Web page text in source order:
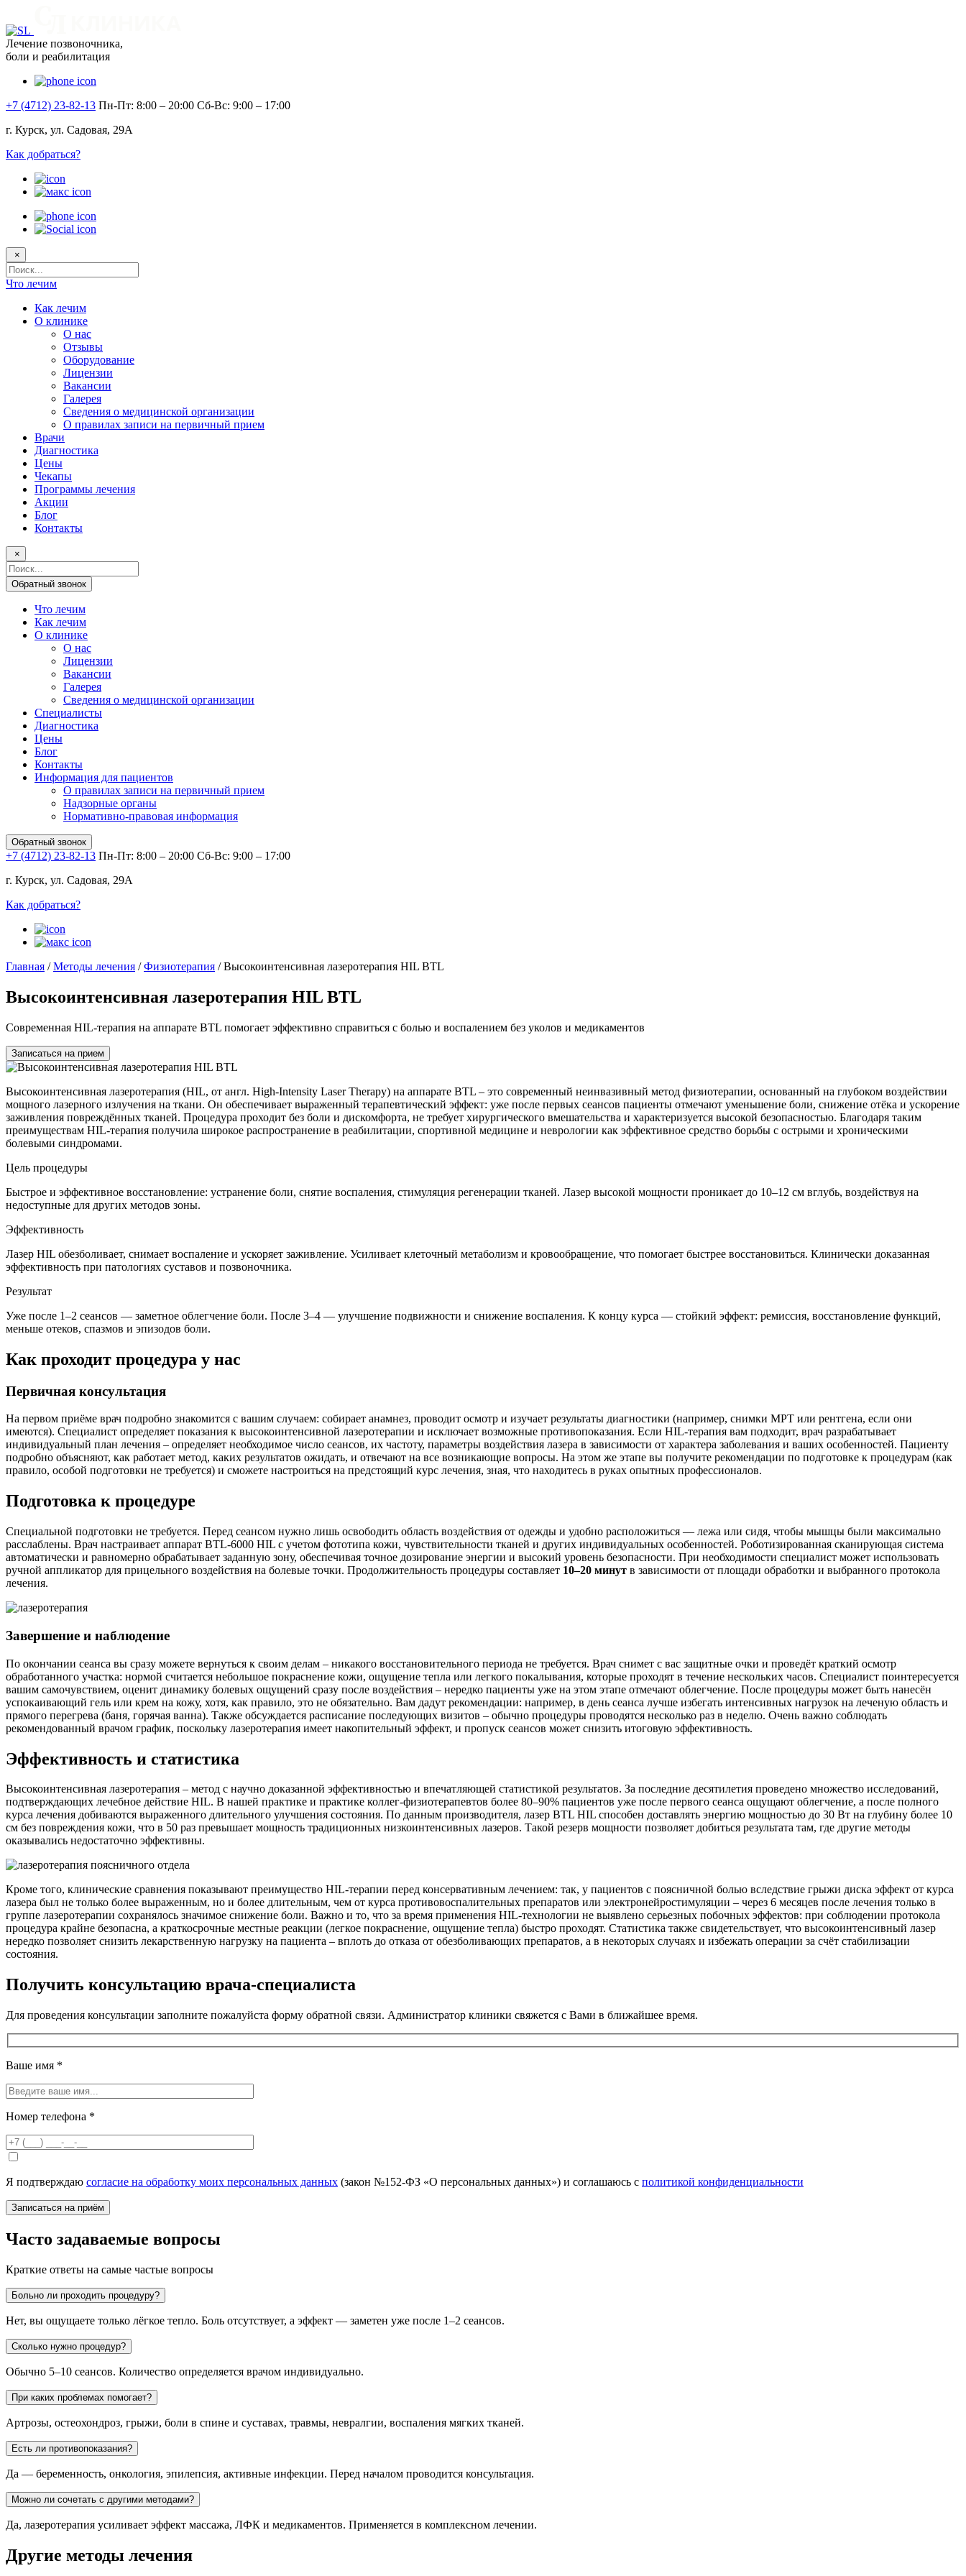
Лечение позвоночника,
боли и реабилитация
+7 (4712) 23-82-13 Пн-Пт: 8:00 – 20:00 Сб-Вс: 9:00 – 17:00
г. Курск, ул. Садовая, 29А
Как добраться?
×
Поисковый
запрос
Что лечим
Как лечим
О клинике
О нас
Отзывы
Оборудование
Лицензии
Вакансии
Галерея
Сведения о медицинской организации
О правилах записи на первичный прием
Врачи
Диагностика
Цены
Чекапы
Программы лечения
Акции
Блог
Контакты
×
Поисковый
запрос
Обратный звонок
Что лечим
Как лечим
О клинике
О нас
Лицензии
Вакансии
Галерея
Сведения о медицинской организации
Специалисты
Диагностика
Цены
Блог
Контакты
Информация для пациентов
О правилах записи на первичный прием
Надзорные органы
Нормативно-правовая информация
Обратный звонок
+7 (4712) 23-82-13 Пн-Пт: 8:00 – 20:00 Сб-Вс: 9:00 – 17:00
г. Курск, ул. Садовая, 29А
Как добраться?
Главная /Методы лечения /Физиотерапия /Высокоинтенсивная лазеротерапия HIL BTL
Высокоинтенсивная лазеротерапия HIL BTL
Современная HIL-терапия на аппарате BTL помогает эффективно справиться с болью и воспалением без уколов и медикаментов
Записаться на прием
Высокоинтенсивная лазеротерапия (HIL, от англ. High-Intensity Laser Therapy) на аппарате BTL – это современный неинвазивный метод физиотерапии, основанный на глубоком воздействии
мощного лазерного излучения на ткани. Он обеспечивает выраженный терапевтический эффект: уже после первых сеансов пациенты отмечают уменьшение боли, снижение отёка и ускорение
заживления повреждённых тканей. Процедура проходит без боли и дискомфорта, не требует хирургического вмешательства и характеризуется высокой безопасностью. Благодаря таким
преимуществам HIL-терапия получила широкое распространение в реабилитации, спортивной медицине и неврологии как эффективное средство борьбы с острыми и хроническими
болевыми синдромами.
Цель процедуры
Быстрое и эффективное восстановление: устранение боли, снятие воспаления, стимуляция регенерации тканей. Лазер высокой мощности проникает до 10–12 см вглубь, воздействуя на
недоступные для других методов зоны.
Эффективность
Лазер HIL обезболивает, снимает воспаление и ускоряет заживление. Усиливает клеточный метаболизм и кровообращение, что помогает быстрее восстановиться. Клинически доказанная
эффективность при патологиях суставов и позвоночника.
Результат
Уже после 1–2 сеансов — заметное облегчение боли. После 3–4 — улучшение подвижности и снижение воспаления. К концу курса — стойкий эффект: ремиссия, восстановление функций,
меньше отеков, спазмов и эпизодов боли.
Как проходит процедура у нас
Первичная консультация
На первом приёме врач подробно знакомится с вашим случаем: собирает анамнез, проводит осмотр и изучает результаты диагностики (например, снимки МРТ или рентгена, если они
имеются). Специалист определяет показания к высокоинтенсивной лазеротерапии и исключает возможные противопоказания. Если HIL-терапия вам подходит, врач разрабатывает
индивидуальный план лечения – определяет необходимое число сеансов, их частоту, параметры воздействия лазера в зависимости от характера заболевания и ваших особенностей. Пациенту
подробно объясняют, как работает метод, каких результатов ожидать, и отвечают на все возникающие вопросы. На этом же этапе вы получите рекомендации по подготовке к процедурам (как
правило, особой подготовки не требуется) и сможете настроиться на предстоящий курс лечения, зная, что находитесь в руках опытных профессионалов.
Подготовка к процедуре
Специальной подготовки не требуется. Перед сеансом нужно лишь освободить область воздействия от одежды и удобно расположиться — лежа или сидя, чтобы мышцы были максимально
расслаблены. Врач настраивает аппарат BTL-6000 HIL с учетом фототипа кожи, чувствительности тканей и других индивидуальных особенностей. Роботизированная сканирующая система
автоматически и равномерно обрабатывает заданную зону, обеспечивая точное дозирование энергии и высокий уровень безопасности. При необходимости специалист может использовать
ручной аппликатор для прицельного воздействия на болевые точки. Продолжительность процедуры составляет 10–20 минут в зависимости от площади обработки и выбранного протокола
лечения.
Завершение и наблюдение
По окончании сеанса вы сразу можете вернуться к своим делам – никакого восстановительного периода не требуется. Врач снимет с вас защитные очки и проведёт краткий осмотр
обработанного участка: нормой считается небольшое покраснение кожи, ощущение тепла или легкого покалывания, которые проходят в течение нескольких часов. Специалист поинтересуется
вашим самочувствием, оценит динамику болевых ощущений сразу после воздействия – нередко пациенты уже на этом этапе отмечают облегчение. После процедуры может быть нанесён
успокаивающий гель или крем на кожу, хотя, как правило, это не обязательно. Вам дадут рекомендации: например, в день сеанса лучше избегать интенсивных нагрузок на леченую область и
прямого перегрева (баня, горячая ванна). Также обсуждается расписание последующих визитов – обычно процедуры проводятся несколько раз в неделю. Очень важно соблюдать
рекомендованный врачом график, поскольку лазеротерапия имеет накопительный эффект, и пропуск сеансов может снизить итоговую эффективность.
Эффективность и статистика
Высокоинтенсивная лазеротерапия – метод с научно доказанной эффективностью и впечатляющей статистикой результатов. За последние десятилетия проведено множество исследований,
подтверждающих лечебное действие HIL. В нашей практике и практике коллег-физиотерапевтов более 80–90% пациентов уже после первого сеанса ощущают облегчение, а после полного
курса лечения добиваются выраженного длительного улучшения состояния. По данным производителя, лазер BTL HIL способен доставлять энергию мощностью до 30 Вт на глубину более 10
см без повреждения кожи, что в 50 раз превышает мощность традиционных низкоинтенсивных лазеров. Такой резерв мощности позволяет добиться результата там, где другие методы
оказывались недостаточно эффективны.
Кроме того, клинические сравнения показывают преимущество HIL-терапии перед консервативным лечением: так, у пациентов с поясничной болью вследствие грыжи диска эффект от курса
лазера был не только более выраженным, но и более длительным, чем от курса противовоспалительных препаратов или электронейростимуляции – через 6 месяцев после лечения только в
группе лазеротерапии сохранялось значимое снижение боли. Важно и то, что за время применения HIL-технологии не выявлено серьезных побочных эффектов: при соблюдении протокола
процедура крайне безопасна, а краткосрочные местные реакции (легкое покраснение, ощущение тепла) быстро проходят. Статистика также свидетельствует, что высокоинтенсивный лазер
нередко позволяет снизить лекарственную нагрузку на пациента – вплоть до отказа от обезболивающих препаратов, а в некоторых случаях и избежать операции за счёт стабилизации
состояния.
Получить консультацию врача-специалиста
Для проведения консультации заполните пожалуйста форму обратной связи. Администратор клиники свяжется с Вами в ближайшее время.
Ваше имя *
Номер телефона *
Я подтверждаю согласие на обработку моих персональных данных (закон №152-ФЗ «О персональных данных») и соглашаюсь с политикой конфиденциальности
Часто задаваемые вопросы
Краткие ответы на самые частые вопросы
Больно ли проходить процедуру?
Нет, вы ощущаете только лёгкое тепло. Боль отсутствует, а эффект — заметен уже после 1–2 сеансов.
Сколько нужно процедур?
Обычно 5–10 сеансов. Количество определяется врачом индивидуально.
При каких проблемах помогает?
Артрозы, остеохондроз, грыжи, боли в спине и суставах, травмы, невралгии, воспаления мягких тканей.
Есть ли противопоказания?
Да — беременность, онкология, эпилепсия, активные инфекции. Перед началом проводится консультация.
Можно ли сочетать с другими методами?
Да, лазеротерапия усиливает эффект массажа, ЛФК и медикаментов. Применяется в комплексном лечении.
Другие методы лечения